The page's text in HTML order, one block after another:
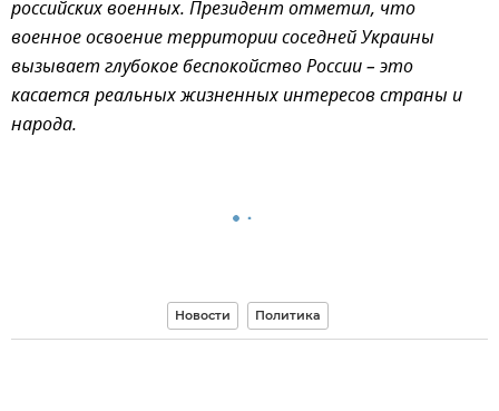
российских военных. Президент отметил, что
военное освоение территории соседней Украины
вызывает глубокое беспокойство России – это
касается реальных жизненных интересов страны и
народа.
Новости Политика